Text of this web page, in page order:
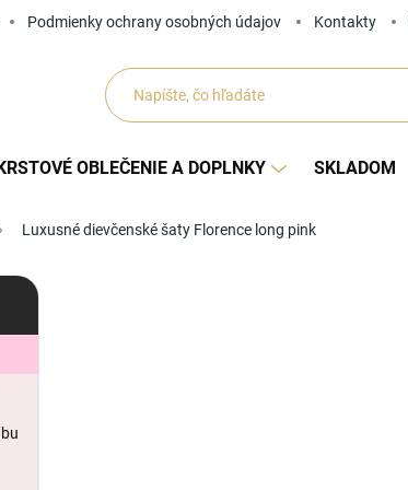
Podmienky ochrany osobných údajov Kontakty
OBLEČENIE A DOPLNKY SKLADOM
Luxusné dievčenské šaty Florence long pink